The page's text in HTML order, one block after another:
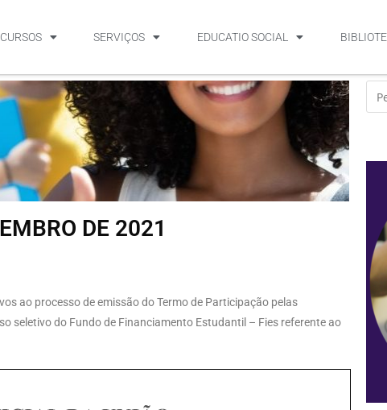
CURSOS SERVIÇOS EDUCATIO SOCIAL
DE 2021
ao processo de emissão do Termo de Participação pelas
seletivo do Fundo de Financiamento Estudantil – Fies referente ao